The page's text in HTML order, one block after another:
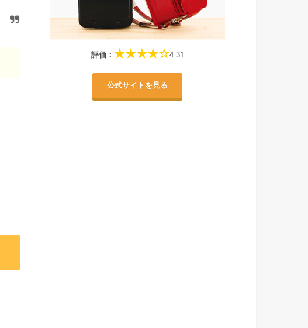
評価： ★★★★☆4.31
公式サイトを見る